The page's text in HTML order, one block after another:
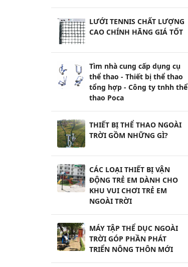
LƯỚI TENNIS CHẤT LƯỢNG
CAO CHÍNH HÃNG GIÁ TỐT
Tìm nhà cung cấp dụng cụ
thể thao - Thiết bị thể thao
tổng hợp - Công ty tnhh thể
thao Poca
THIẾT BỊ THỂ THAO NGOÀI
TRỜI GỒM NHỮNG GÌ?
CÁC LOẠI THIẾT BỊ VẬN
ĐỘNG TRẺ EM DÀNH CHO
KHU VUI CHƠI TRẺ EM
NGOÀI TRỜI
MÁY TẬP THỂ DỤC NGOÀI
TRỜI GÓP PHẦN PHÁT
TRIỂN NÔNG THÔN MỚI